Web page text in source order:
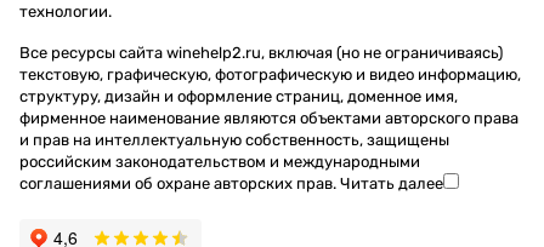
технологии.
Все ресурсы сайта winehelp2.ru, включая (но не ограничиваясь)
текстовую, графическую, фотографическую и видео информацию,
структуру, дизайн и оформление страниц, доменное имя,
фирменное наименование являются объектами авторского права
и прав на интеллектуальную собственность, защищены
российским законодательством и международными
соглашениями об охране авторских прав. Читать далее